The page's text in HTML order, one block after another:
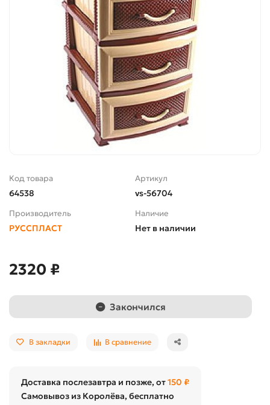
Код товара
64538
Артикул
vs-56704
Производитель
РУССПЛАСТ
Наличие
Нет в наличии
2320 ₽
Закончился
В закладки В сравнение
Доставка послезавтра и позже, от150 ₽
Самовывоз из Королёва, бесплатно